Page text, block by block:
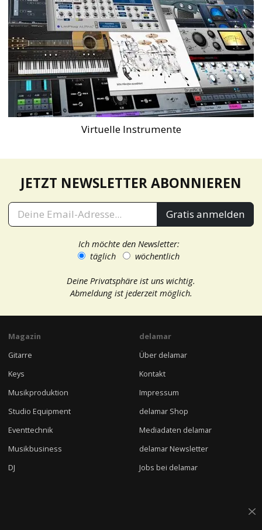
Virtuelle Instrumente
JETZT NEWSLETTER ABONNIEREN
Gratis anmelden
Ich möchte den Newsletter:
täglich
wöchentlich
Deine Privatsphäre ist uns wichtig.
Abmeldung ist jederzeit möglich.
Magazin
Gitarre
Keys
Musikproduktion
Studio Equipment
Eventtechnik
Musikbusiness
DJ
delamar
Über delamar
Kontakt
Impressum
delamar Shop
Mediadaten delamar
delamar Newsletter
Jobs bei delamar